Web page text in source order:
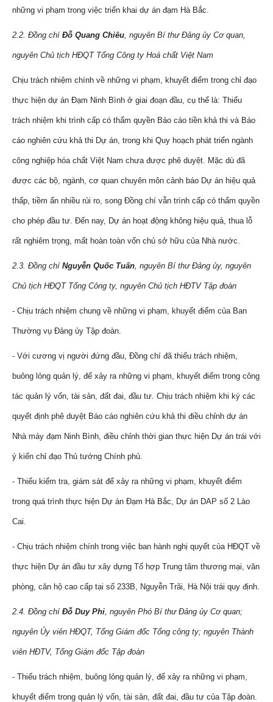
những vi phạm trong việc triển khai dự án đạm Hà Bắc.
2.2. Đồng chí Đỗ Quang Chiêu, nguyên Bí thư Đảng ủy Cơ quan,
nguyên Chủ tịch HĐQT Tổng Công ty Hoá chất Việt Nam
Chịu trách nhiệm chính về những vi phạm, khuyết điểm trong chỉ đạo
thực hiện dự án Đạm Ninh Bình ở giai đoạn đầu, cụ thể là: Thiếu
trách nhiệm khi trình cấp có thẩm quyền Báo cáo tiền khả thi và Báo
cáo nghiên cứu khả thi Dự án, trong khi Quy hoạch phát triển ngành
công nghiệp hóa chất Việt Nam chưa được phê duyệt. Mặc dù đã
được các bộ, ngành, cơ quan chuyên môn cảnh báo Dự án hiệu quả
thấp, tiềm ẩn nhiều rủi ro, song Đồng chí vẫn trình cấp có thẩm quyền
cho phép đầu tư. Đến nay, Dự án hoạt động không hiệu quả, thua lỗ
rất nghiêm trọng, mất hoàn toàn vốn chủ sở hữu của Nhà nước.
2.3. Đồng chí Nguyễn Quốc Tuấn, nguyên Bí thư Đảng ủy, nguyên
Chủ tịch HĐQT Tổng Công ty, nguyên Chủ tịch HĐTV Tập đoàn
- Chịu trách nhiệm chung về những vi phạm, khuyết điểm của Ban
Thường vụ Đảng ủy Tập đoàn.
- Với cương vị người đứng đầu, Đồng chí đã thiếu trách nhiệm,
buông lỏng quản lý, để xảy ra những vi phạm, khuyết điểm trong công
tác quản lý vốn, tài sản, đất đai, đầu tư. Chịu trách nhiệm khi ký các
quyết định phê duyệt Báo cáo nghiên cứu khả thi điều chỉnh dự án
Nhà máy đạm Ninh Bình, điều chỉnh thời gian thực hiện Dự án trái với
ý kiến chỉ đạo Thủ tướng Chính phủ.
- Thiếu kiểm tra, giám sát để xảy ra những vi phạm, khuyết điểm
trong quá trình thực hiện Dự án Đạm Hà Bắc, Dự án DAP số 2 Lào
Cai.
- Chịu trách nhiệm chính trong việc ban hành nghị quyết của HĐQT về
thực hiện Dự án đầu tư xây dựng Tổ hợp Trung tâm thương mại, văn
phòng, căn hộ cao cấp tại số 233B, Nguyễn Trãi, Hà Nội trái quy định.
2.4. Đồng chí Đỗ Duy Phi, nguyên Phó Bí thư Đảng ủy Cơ quan;
nguyên Ủy viên HĐQT, Tổng Giám đốc Tổng công ty; nguyên Thành
viên HĐTV, Tổng Giám đốc Tập đoàn
- Thiếu trách nhiệm, buông lỏng quản lý, để xảy ra những vi phạm,
khuyết điểm trong quản lý vốn, tài sản, đất đai, đầu tư của Tập đoàn.